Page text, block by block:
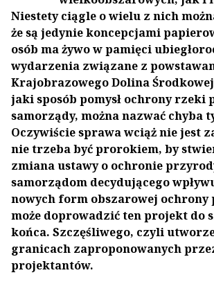
Niestety ciągle o wielu z nich
że są jedynie koncepcjami
osób ma żywo w pamięci
wydarzenia związane z
Krajobrazowego Dolina Środkowej
jaki sposób pomysł ochrony rzeki
samorządy, można nazwać chyba
Oczywiście sprawa wciąż nie jest
nie trzeba być prorokiem, by
zmiana ustawy o ochronie
samorządom decydującego
nowych form obszarowej ochrony
może doprowadzić ten projekt do
końca. Szczęśliwego, czyli
granicach zaproponowanych
projektantów.